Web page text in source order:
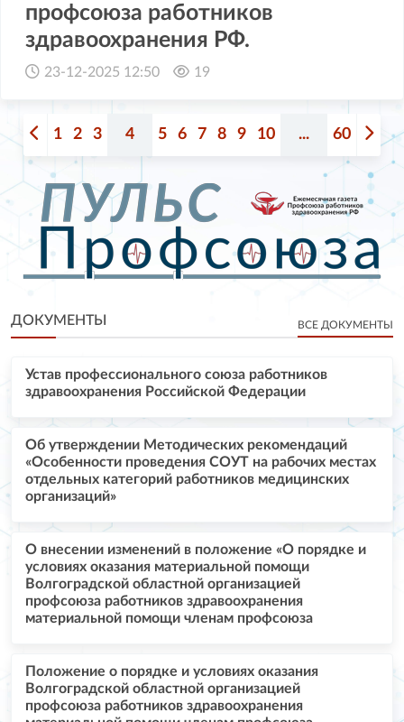
профсоюза работников
здравоохранения РФ.
23-12-2025 12:50 19
1 2 3 4 5 6 7 8 9 10 ... 60
ДОКУМЕНТЫ ВСЕ ДОКУМЕНТЫ
Устав профессионального союза работников
здравоохранения Российской Федерации
Об утверждении Методических рекомендаций
«Особенности проведения СОУТ на рабочих местах
отдельных категорий работников медицинских
организаций»
О внесении изменений в положение «О порядке и
условиях оказания материальной помощи
Волгоградской областной организацией
профсоюза работников здравоохранения
материальной помощи членам профсоюза
Положение о порядке и условиях оказания
Волгоградской областной организацией
профсоюза работников здравоохранения